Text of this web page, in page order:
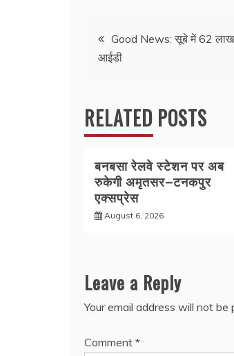
b
k
A
Post
navigation
Good News: सूबे में 62 लाख
आईडी
RELATED POSTS
बनबसा रेलवे स्टेशन पर अब
रुकेगी अमृतसर–टनकपुर
एक्सप्रेस
August 6, 2026
Leave a Reply
Your email address will not be
Comment *